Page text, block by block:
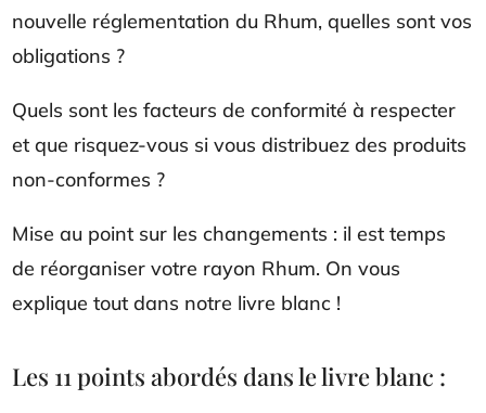
nouvelle réglementation du Rhum, quelles sont vos
obligations ?
Quels sont les facteurs de conformité à respecter
et que risquez-vous si vous distribuez des produits
non-conformes ?
Mise au point sur les changements : il est temps
de réorganiser votre rayon Rhum. On vous
explique tout dans notre livre blanc !
Les 11 points abordés dans le livre blanc :